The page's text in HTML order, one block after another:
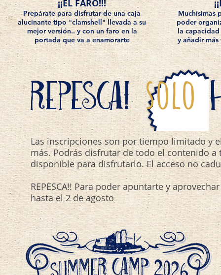
¡¡EL FARO!!!
Prepárate para disfrutar de una caja
alucinante tipo "clamshell" llevada a su
mejor versión.. y con un faro en la
portada que va a enamorarte
Muchísimas
poder
la
y añadir
REPESCA! solo
Las inscripciones son por tiempo limitado y
más. Podrás disfrutar de todo el contenido
disponible para disfrutarlo. El acceso no
REPESCA!! Para poder apuntarte y
hasta el 2 de agosto